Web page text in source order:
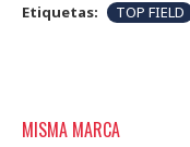
Etiquetas: TOP FIELD
MISMA MARCA